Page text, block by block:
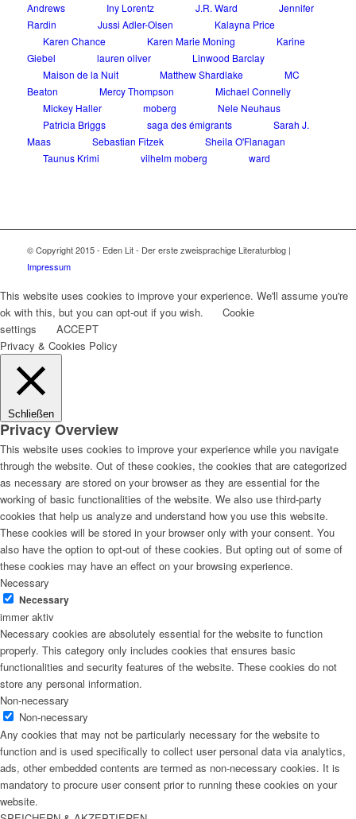
Andrews
Iny Lorentz J.R. Ward
Jennifer
Rardin
Jussi Adler-Olsen
Kalayna Price
Karen Chance
Karen Marie Moning
Karine
Giebel
lauren oliver
Linwood Barclay
Maison de la Nuit
Matthew Shardlake
MC
Beaton
Mercy Thompson
Michael Connelly
Mickey Haller
moberg
Nele Neuhaus
Patricia Briggs
saga des émigrants
Sarah J.
Maas
Sebastian Fitzek
Sheila O'Flanagan
Taunus Krimi
vilhelm moberg ward
© Copyright 2015 - Eden Lit - Der erste zweisprachige Literaturblog |
Impressum
This website uses cookies to improve your experience. We'll assume you're
ok with this, but you can opt-out if you wish.
Cookie
settings
ACCEPT
Privacy & Cookies Policy
Schließen
Privacy Overview
This website uses cookies to improve your experience while you navigate
through the website. Out of these cookies, the cookies that are categorized
as necessary are stored on your browser as they are essential for the
working of basic functionalities of the website. We also use third-party
cookies that help us analyze and understand how you use this website.
These cookies will be stored in your browser only with your consent. You
also have the option to opt-out of these cookies. But opting out of some of
these cookies may have an effect on your browsing experience.
Necessary
Necessary
immer aktiv
Necessary cookies are absolutely essential for the website to function
properly. This category only includes cookies that ensures basic
functionalities and security features of the website. These cookies do not
store any personal information.
Non-necessary
Non-necessary
Any cookies that may not be particularly necessary for the website to
function and is used specifically to collect user personal data via analytics,
ads, other embedded contents are termed as non-necessary cookies. It is
mandatory to procure user consent prior to running these cookies on your
website.